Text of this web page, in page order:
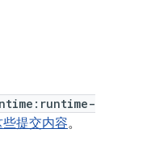
些提交内容。